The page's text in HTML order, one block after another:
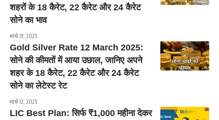
शहरों के 18 कैरेट, 22 कैरेट और 24 कैरेट
सोने का भाव
मार्च 31, 2025
Gold Silver Rate 12 March 2025:
सोने की कीमतों में आया उछाल, जानिए अपने
शहर के 18 कैरेट, 22 कैरेट और 24 कैरेट
सोने का लेटेस्ट रेट
मार्च 12, 2025
LIC Best Plan: सिर्फ ₹1,000 महीना देकर